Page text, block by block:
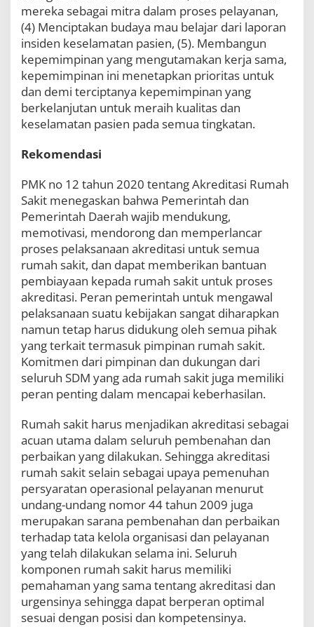
mereka sebagai mitra dalam proses pelayanan,
(4) Menciptakan budaya mau belajar dari laporan
insiden keselamatan pasien, (5). Membangun
kepemimpinan yang mengutamakan kerja sama,
kepemimpinan ini menetapkan prioritas untuk
dan demi terciptanya kepemimpinan yang
berkelanjutan untuk meraih kualitas dan
keselamatan pasien pada semua tingkatan.
Rekomendasi
PMK no 12 tahun 2020 tentang Akreditasi Rumah
Sakit menegaskan bahwa Pemerintah dan
Pemerintah Daerah wajib mendukung,
memotivasi, mendorong dan memperlancar
proses pelaksanaan akreditasi untuk semua
rumah sakit, dan dapat memberikan bantuan
pembiayaan kepada rumah sakit untuk proses
akreditasi. Peran pemerintah untuk mengawal
pelaksanaan suatu kebijakan sangat diharapkan
namun tetap harus didukung oleh semua pihak
yang terkait termasuk pimpinan rumah sakit.
Komitmen dari pimpinan dan dukungan dari
seluruh SDM yang ada rumah sakit juga memiliki
peran penting dalam mencapai keberhasilan.
Rumah sakit harus menjadikan akreditasi sebagai
acuan utama dalam seluruh pembenahan dan
perbaikan yang dilakukan. Sehingga akreditasi
rumah sakit selain sebagai upaya pemenuhan
persyaratan operasional pelayanan menurut
undang-undang nomor 44 tahun 2009 juga
merupakan sarana pembenahan dan perbaikan
terhadap tata kelola organisasi dan pelayanan
yang telah dilakukan selama ini. Seluruh
komponen rumah sakit harus memiliki
pemahaman yang sama tentang akreditasi dan
urgensinya sehingga dapat berperan optimal
sesuai dengan posisi dan kompetensinya.